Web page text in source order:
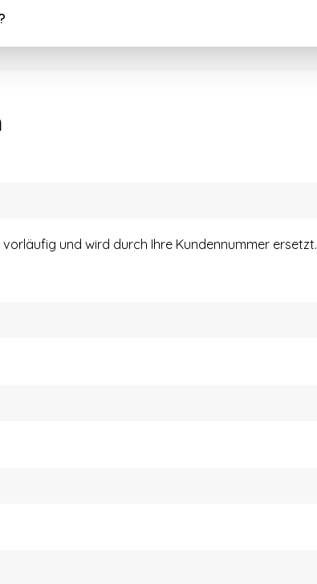
und wird durch Ihre Kundennummer ersetzt.